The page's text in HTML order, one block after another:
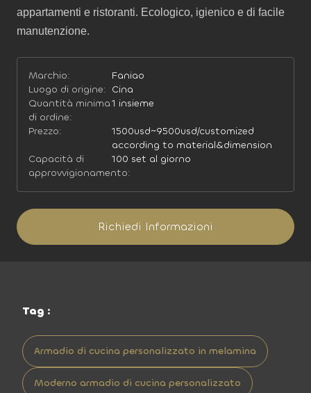
appartamenti e ristoranti. Ecologico, igienico e di facile
manutenzione.
Marchio:
Faniao
Luogo di origine: Cina
Quantità minima
di ordine:
1 insieme
Prezzo:
1500usd~9500usd/customized
according to material&dimension
Capacità di
approvvigionamento:
100 set al giorno
Richiedi Informazioni
Tag :
Armadio di cucina personalizzato in melamina
Moderno armadio di cucina personalizzato